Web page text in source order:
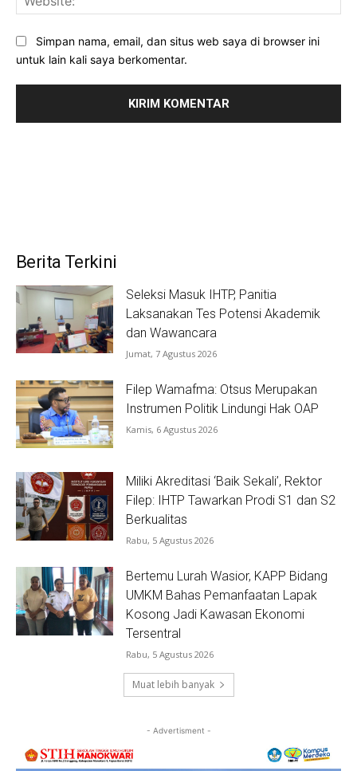
Simpan nama, email, dan situs web saya di browser ini
untuk lain kali saya berkomentar.
Berita Terkini
Seleksi Masuk IHTP, Panitia
Laksanakan Tes Potensi Akademik
dan Wawancara
Jumat, 7 Agustus 2026
Filep Wamafma: Otsus Merupakan
Instrumen Politik Lindungi Hak OAP
Kamis, 6 Agustus 2026
Miliki Akreditasi ‘Baik Sekali’, Rektor
Filep: IHTP Tawarkan Prodi S1 dan S2
Berkualitas
Rabu, 5 Agustus 2026
Bertemu Lurah Wasior, KAPP Bidang
UMKM Bahas Pemanfaatan Lapak
Kosong Jadi Kawasan Ekonomi
Tersentral
Rabu, 5 Agustus 2026
Muat lebih banyak
- Advertisment -